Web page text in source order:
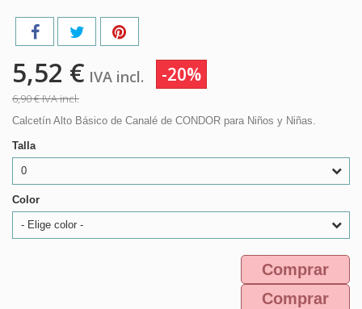
5,52 € IVA incl. -20%
6,90 €IVA incl.
Calcetín Alto Básico de Canalé de CONDOR para Niños y Niñas.
Talla
0
Color
- Elige color -
Comprar
Comprar